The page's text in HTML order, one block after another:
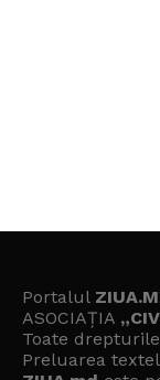
Portalul
ASOCIAȚIA
Toate
Preluarea